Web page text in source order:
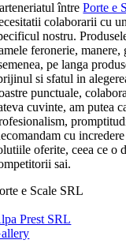
întrePorte e
colaborarii cu
nostru.
feronerie,
pe langa
si sfatul in
punctuale,
cuvinte, am putea
cu
oferite, ceea ce o
sai.
e Scale SRL
Prest SRL